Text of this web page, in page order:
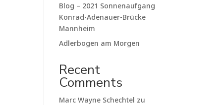
Blog – 2021 Sonnenaufgang
Konrad-Adenauer-Brücke
Mannheim
Adlerbogen am Morgen
Recent
Comments
Marc Wayne Schechtel zu